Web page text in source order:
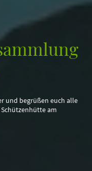
und begrüßen euch alle
am